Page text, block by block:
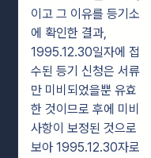
이고 그 이유를 등기소
에 확인한 결과,
1995.12.30일자에 접
수된 등기 신청은 서류
만 미비되었을뿐 유효
한 것이므로 후에 미비
사항이 보정된 것으로
보아 1995.12.30자로